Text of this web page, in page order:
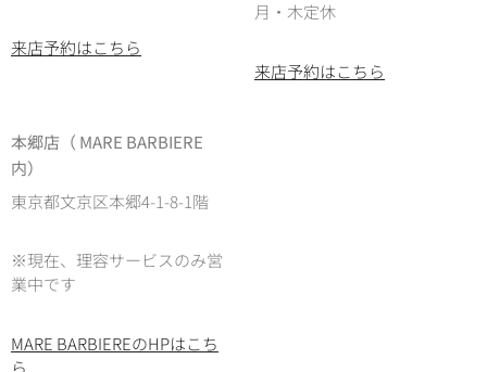
来店予約はこちら
月・木定休
来店予約はこちら
本郷店（ MARE BARBIERE
内）
東京都文京区本郷4-1-8-1階
※現在、理容サービスのみ営
業中です
MARE BARBIEREのHPはこち
ら